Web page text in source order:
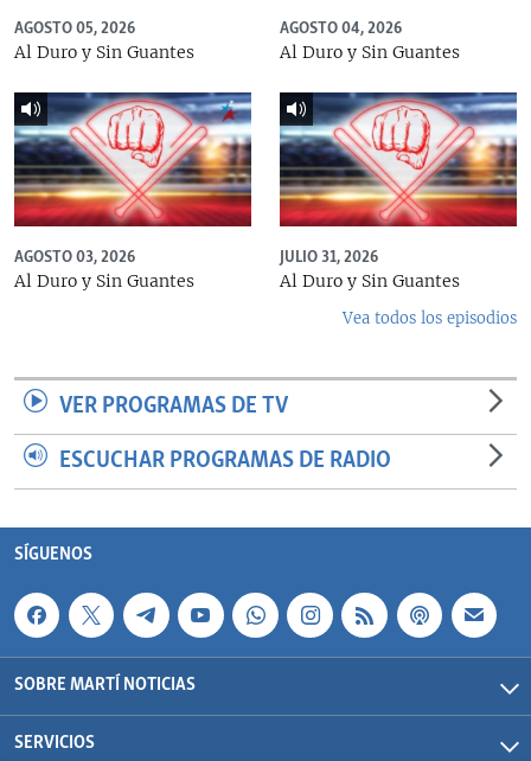
AGOSTO 05, 2026
Al Duro y Sin Guantes
AGOSTO 04, 2026
Al Duro y Sin Guantes
AGOSTO 03, 2026
Al Duro y Sin Guantes
JULIO 31, 2026
Al Duro y Sin Guantes
Vea todos los episodios
VER PROGRAMAS DE TV
ESCUCHAR PROGRAMAS DE RADIO
SÍGUENOS
SOBRE MARTÍ NOTICIAS
SERVICIOS